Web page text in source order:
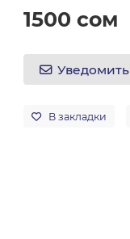
1500 сом
Уведомить
В закладки